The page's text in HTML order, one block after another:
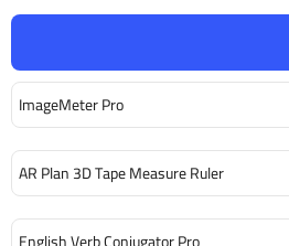
ImageMeter Pro
AR Plan 3D Tape Measure Ruler